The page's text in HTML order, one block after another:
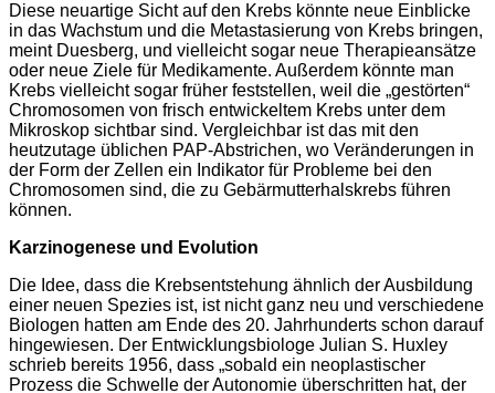
Diese neuartige Sicht auf den Krebs könnte neue Einblicke
in das Wachstum und die Metastasierung von Krebs bringen,
meint Duesberg, und vielleicht sogar neue Therapieansätze
oder neue Ziele für Medikamente. Außerdem könnte man
Krebs vielleicht sogar früher feststellen, weil die „gestörten“
Chromosomen von frisch entwickeltem Krebs unter dem
Mikroskop sichtbar sind. Vergleichbar ist das mit den
heutzutage üblichen PAP-Abstrichen, wo Veränderungen in
der Form der Zellen ein Indikator für Probleme bei den
Chromosomen sind, die zu Gebärmutterhalskrebs führen
können.
Karzinogenese und Evolution
Die Idee, dass die Krebsentstehung ähnlich der Ausbildung
einer neuen Spezies ist, ist nicht ganz neu und verschiedene
Biologen hatten am Ende des 20. Jahrhunderts schon darauf
hingewiesen. Der Entwicklungsbiologe Julian S. Huxley
schrieb bereits 1956, dass „sobald ein neoplastischer
Prozess die Schwelle der Autonomie überschritten hat, der